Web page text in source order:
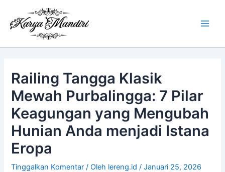
konten
Railing Tangga Klasik
Mewah Purbalingga: 7 Pilar
Keagungan yang Mengubah
Hunian Anda menjadi Istana
Eropa
Tinggalkan Komentar / Oleh lereng.id/Januari 25, 2026